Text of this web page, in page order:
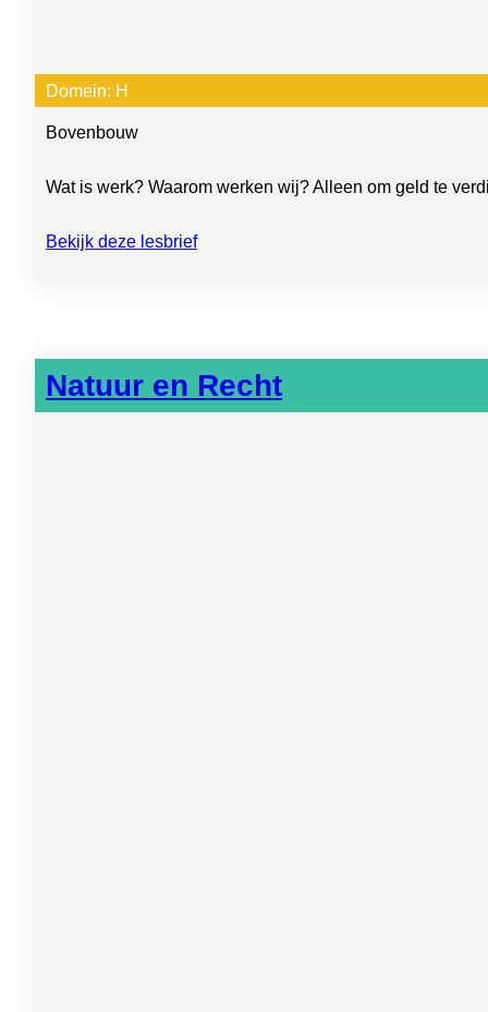
Domein: H
Bovenbouw
Wat is werk? Waarom werken wij? Alleen om geld te
Bekijk deze lesbrief
Natuur en Recht